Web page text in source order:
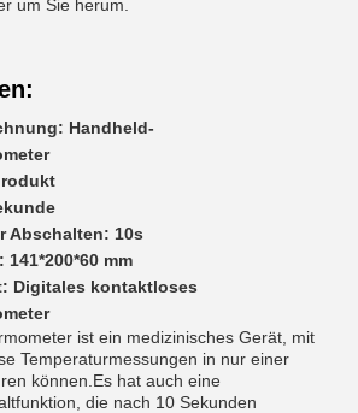
um Sie herum.
Handheld-
Abschalten: 10s
mm
Digitales kontaktloses
ist ein medizinisches Gerät, mit
Temperaturmessungen in nur einer
können.Es hat auch eine
die nach 10 Sekunden